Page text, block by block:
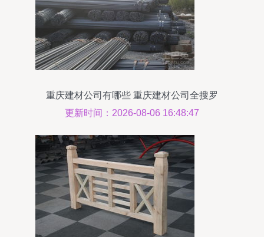
重庆建材公司有哪些 重庆建材公司全搜罗
更新时间：2026-08-06 16:48:47